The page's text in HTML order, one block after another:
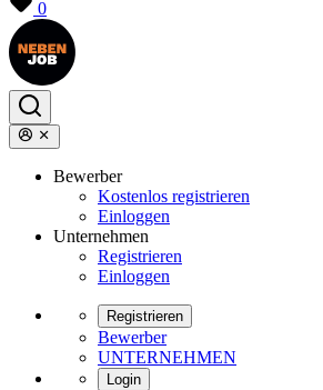
0
Bewerber
Kostenlos registrieren
Einloggen
Unternehmen
Registrieren
Einloggen
Registrieren
Bewerber
UNTERNEHMEN
Login